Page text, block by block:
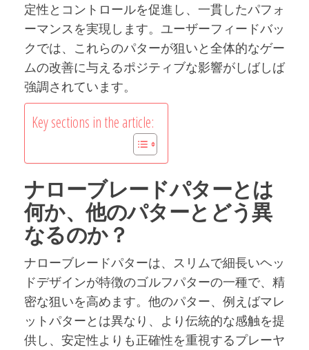
定性とコントロールを促進し、一貫したパフォ
ーマンスを実現します。ユーザーフィードバッ
クでは、これらのパターが狙いと全体的なゲー
ムの改善に与えるポジティブな影響がしばしば
強調されています。
Key sections in the article:
ナローブレードパターとは
何か、他のパターとどう異
なるのか？
ナローブレードパターは、スリムで細長いヘッ
ドデザインが特徴のゴルフパターの一種で、精
密な狙いを高めます。他のパター、例えばマレ
ットパターとは異なり、より伝統的な感触を提
供し、安定性よりも正確性を重視するプレーヤ